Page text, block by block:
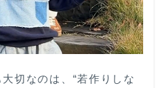
切なのは、“若作りしな